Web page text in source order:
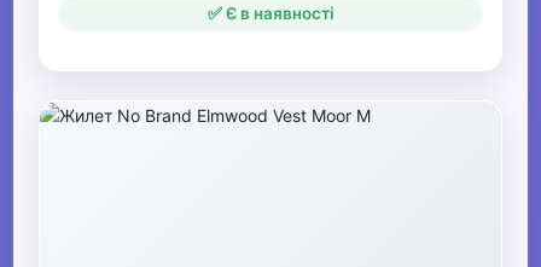
✅ Є в наявності